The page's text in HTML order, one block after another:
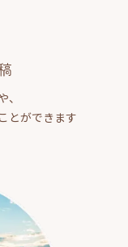
とができます